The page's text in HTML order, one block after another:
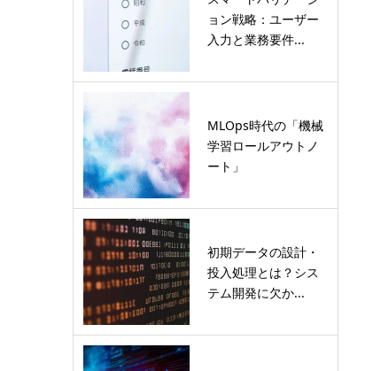
ョン戦略：ユーザー
入力と業務要件...
MLOps時代の「機械
学習ロールアウトノ
ート」
初期データの設計・
投入処理とは？シス
テム開発に欠か...